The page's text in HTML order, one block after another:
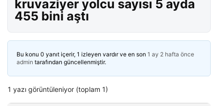
kruvaziyer yolcu sayısı 5 ayda
455 bini aştı
Bu konu 0 yanıt içerir, 1 izleyen vardır ve en son 1 ay 2 hafta önce
admin tarafından güncellenmiştir.
1 yazı görüntüleniyor (toplam 1)